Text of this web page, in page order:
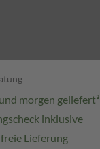
morgen geliefert³
inklusive
Lieferung